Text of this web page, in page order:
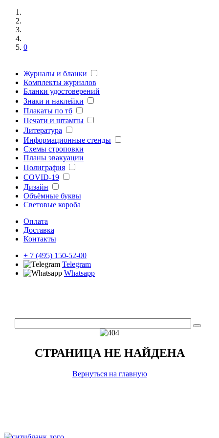
0
Журналы и бланки
Комплекты журналов
Бланки удостоверений
Знаки и наклейки
Плакаты по тб
Печати и штампы
Литература
Информационные стенды
Схемы строповки
Планы эвакуации
Полиграфия
COVID-19
Дизайн
Объёмные буквы
Световые короба
Оплата
Доставка
Контакты
+ 7 (495) 150-52-00
Telegram
Whatsapp
СТРАНИЦА НЕ НАЙДЕНА
Вернуться на главную